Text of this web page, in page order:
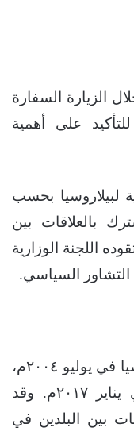
الزيارة السفارة
على أهمية
لبيلاروسيا بحسب
بالعلاقات بين
اللجنة الوزارية
التشاور السياسي.
وكان الرئيس البشير قد زار بيلاروسيا في يوليو ٢٠٠٤م،
بينما زار لوكاشينكو السودان في يناير ٢٠١٧م. وقد
بين البلدين في